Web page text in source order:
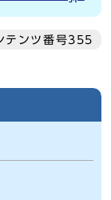
テンツ番号355